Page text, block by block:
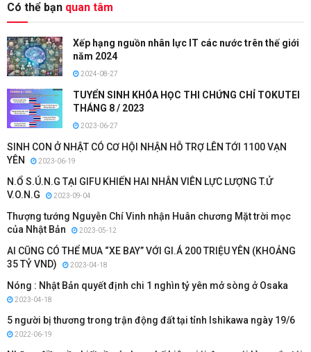
Có thể bạn quan tâm
Xếp hạng nguồn nhân lực IT các nước trên thế giới
năm 2024
2024-08-27
TUYỂN SINH KHÓA HỌC THI CHỨNG CHỈ TOKUTEI
THÁNG 8 / 2023
2023-06-27
SINH CON Ở NHẬT CÓ CƠ HỘI NHẬN HỖ TRỢ LÊN TỚI 1100 VẠN
YÊN
2023-06-19
N.Ổ S.Ú.N.G TẠI GIFU KHIẾN HAI NHÂN VIÊN LỰC LƯỢNG T.Ử
V.O.N.G
2023-09-04
Thượng tướng Nguyễn Chí Vinh nhận Huân chương Mặt trời mọc
của Nhật Bản
2023-05-12
AI CŨNG CÓ THỂ MUA “XE BAY” VỚI GI.Á 200 TRIỆU YÊN (KHOẢNG
35 TỶ VND)
2023-04-18
Nóng : Nhật Bản quyết định chi 1 nghìn tỷ yên mở sòng ở Osaka
2023-04-18
5 người bị thương trong trận động đất tại tỉnh Ishikawa ngày 19/6
2022-06-19